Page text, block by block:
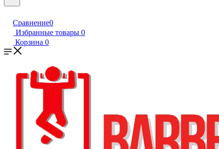
Сравнение0
Избранные товары 0
Корзина 0